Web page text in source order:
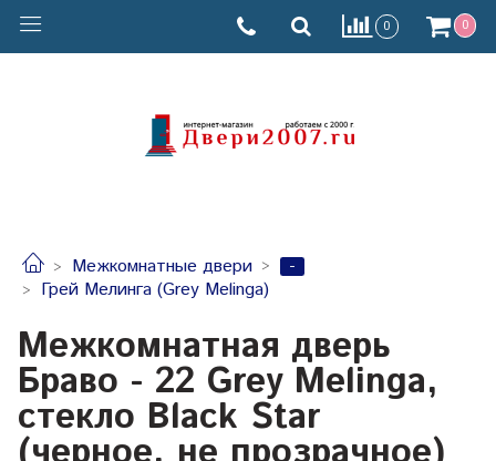
0 0
Межкомнатные двери
-
Грей Мелинга (Grey Melinga)
Межкомнатная дверь
Браво - 22 Grey Melinga,
стекло Black Star